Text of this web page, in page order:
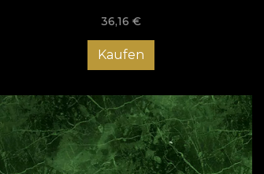
36,16 €
Kaufen